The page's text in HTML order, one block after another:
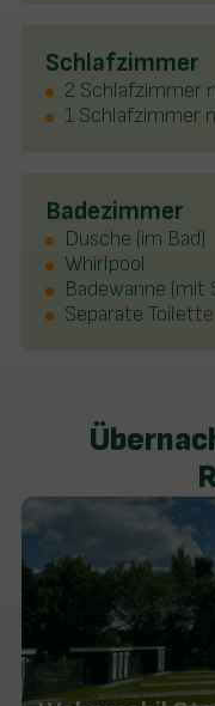
Schlafzimmer
2 Schlafzimmer
1 Schlafzimmer
Badezimmer
Dusche (im Bad)
Whirlpool
Badewanne (mit
Separate Toilette